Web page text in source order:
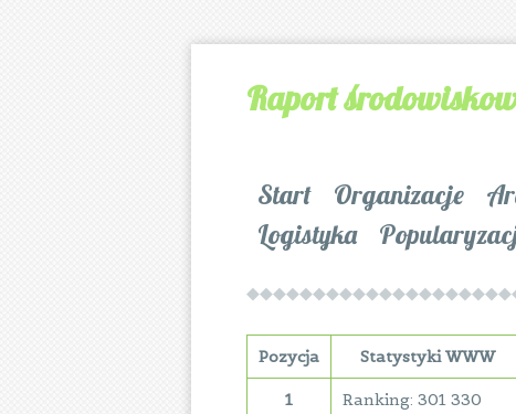
Raport
Start Organizacje
Logistyka
Pozycja Statystyki WWW
1
Ranking: 301 330